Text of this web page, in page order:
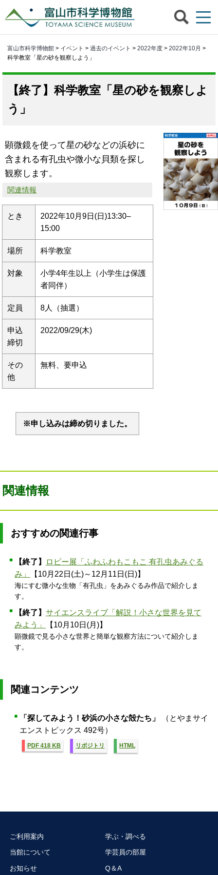
富山市科学博物館 > イベント > 過去のイベント > 2022年度 > 2022年10月 >
科学教室「星の砂を観察しよう」
科学教室「星の砂を観察しよ
う」
顕微鏡を使って星の砂などの浜砂に
含まれる有孔虫や微小な貝類を探し
観察します。
関連情報
とき
2022年10月9日(日)13:30–
15:00
場所 科学教室
対象
小学4年生以上（小学生は保護
者同伴）
定員 8人（抽選）
申込
締切
2022/09/29(木)
その
他
無料、要申込
※申し込みは締め切りました。
関連情報
おすすめの関連行事
【終了】
ロビー展「ふわふわもこもこ 有孔虫あみぐる
み」
【10月22日(土)～12月11日(日)】
海にすむ微小な生物「有孔虫」をあみぐるみ作品で紹介しま
す。
【終了】 サイエンスライブ「解説！小さな世界を見て
みよう」
【10月10日(月)】
顕微鏡で見る小さな世界と簡単な観察方法について紹介しま
す。
関連コンテンツ
「探してみよう！砂浜の小さな殻たち」
（とやまサイ
エンストピックス 492号）
PDF 418 KB リポジトリ HTML
ご利用案内
当館について
お知らせ
学ぶ・調べる
学芸員の部屋
Q＆A